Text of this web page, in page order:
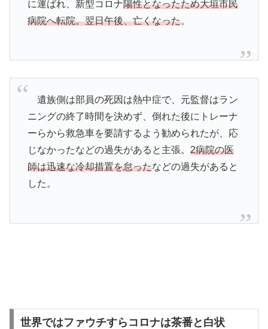
に運ばれ、新型コロナ陽性となったため大垣市民
病院へ転院。翌日午後、亡くなった。
遺族側は部員の死因は熱中症で、元監督はラン
ニングの終了時間を決めず、倒れた後にトレーナ
ーらから救急車を要請するよう勧められたが、応
じなかったなどの過失があると主張。 2病院の医
師は迅速な冷却措置を怠ったなどの過失があると
した。
世界ではファウチすらコロナは茶番と白状